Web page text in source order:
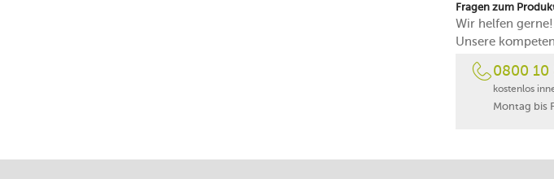
Fragen zum
Wir helfen gerne!
Unsere
0800 10
kostenlos
Montag bis